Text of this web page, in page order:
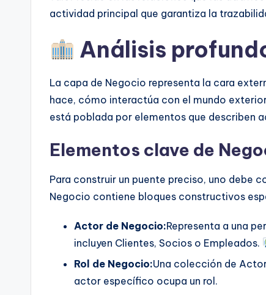
actividad principal que garantiza la
Análisis
La capa de Negocio representa la cara
hace, cómo interactúa con el mundo
está poblada por elementos que describen
Elementos clave de
Para construir un puente preciso, uno debe
Negocio contiene bloques constructivos
Actor de Negocio:Representa a una
incluyen Clientes, Socios o Empleados.
Rol de Negocio:Una colección de
actor específico ocupa un rol.